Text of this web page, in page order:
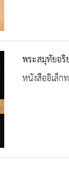
พระสมุทัยอ
หนังสืออิเล็ก